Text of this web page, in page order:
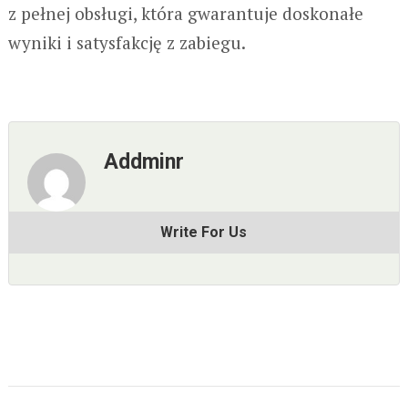
z pełnej obsługi, która gwarantuje doskonałe
wyniki i satysfakcję z zabiegu.
Addminr
Write For Us